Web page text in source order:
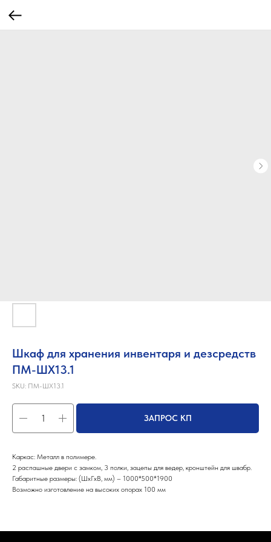
Шкаф для хранения инвентаря и дезсредств
ПМ-ШХ13.1
SKU: ПМ-ШХ13.1
ЗАПРОС КП
Каркас: Металл в полимере.
2 распашные двери с замком, 3 полки, зацепы для ведер, кронштейн для швабр.
Габаритные размеры: (ШхГхВ, мм) – 1000*500*1900
Возможно изготовление на высоких опорах 100 мм